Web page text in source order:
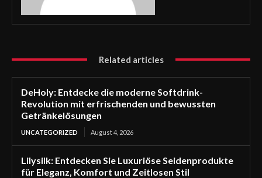
Related articles
DeHoly: Entdecke die moderne Softdrink-
Revolution mit erfrischenden und bewussten
Getränkelösungen
UNCATEGORIZED August 4, 2026
Lilysilk: Entdecken Sie Luxuriöse Seidenprodukte
für Eleganz, Komfort und Zeitlosen Stil